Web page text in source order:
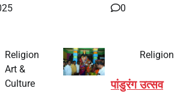
0
Religion
Art &
Culture
Religion
पांडुरंग उत्सव